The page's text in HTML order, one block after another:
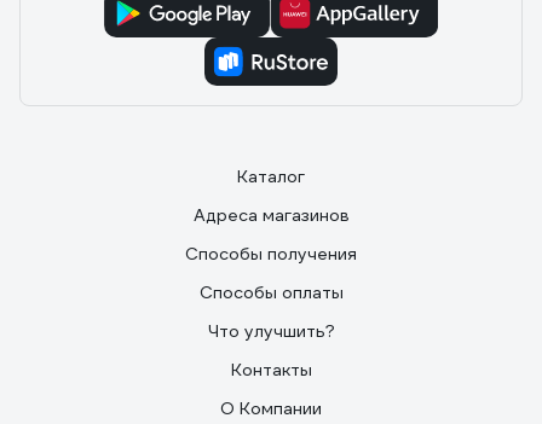
Каталог
Адреса магазинов
Способы получения
Способы оплаты
Что улучшить?
Контакты
О Компании